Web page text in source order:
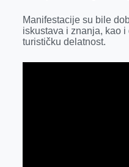
Manifestacije su bile
iskustava i znanja, kao
turističku delatnost.